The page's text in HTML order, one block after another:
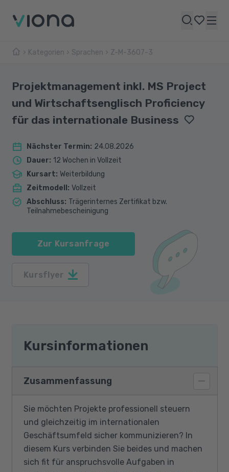
Kategorien Sprachen Z-M-3607-3
Projektmanagement inkl. MS Project
und Wirtschaftsenglisch Proficiency
für das internationale Business
Nächster Termin: 24.08.2026
Dauer: 12 Wochen in Vollzeit
Kursart: Weiterbildung
Zeitmodell : Vollzeit
Abschluss: Trägerinternes Zertifikat bzw.
Teilnahmebescheinigung
Zur Kursanfrage
Kursflyer
Kursinformationen
Zusammenfassung
Sie möchten Projekte professionell steuern
und gleichzeitig im internationalen
Geschäftsumfeld sicher kommunizieren? In
diesem Kurs verbinden Sie beides und machen
sich fit für anspruchsvolle Aufgaben in